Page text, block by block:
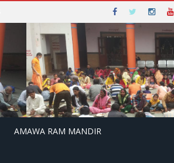
AMAWA RAM MANDIR